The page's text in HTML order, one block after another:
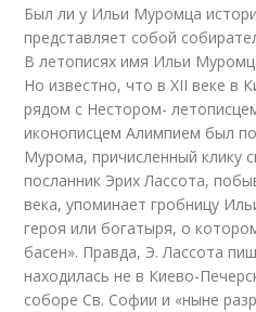
Был ли у Ильи Муромца
представляет собой
В летописях имя Ильи
Но известно, что в XII веке в
рядом с Нестором-
иконописцем Алимпием был
Мурома, причисленный клику
посланник Эрих Лассота,
века, упоминает гробницу
героя или богатыря, о
басен». Правда, Э. Лассота
находилась не в Киево-
соборе Св. Софии и «ныне